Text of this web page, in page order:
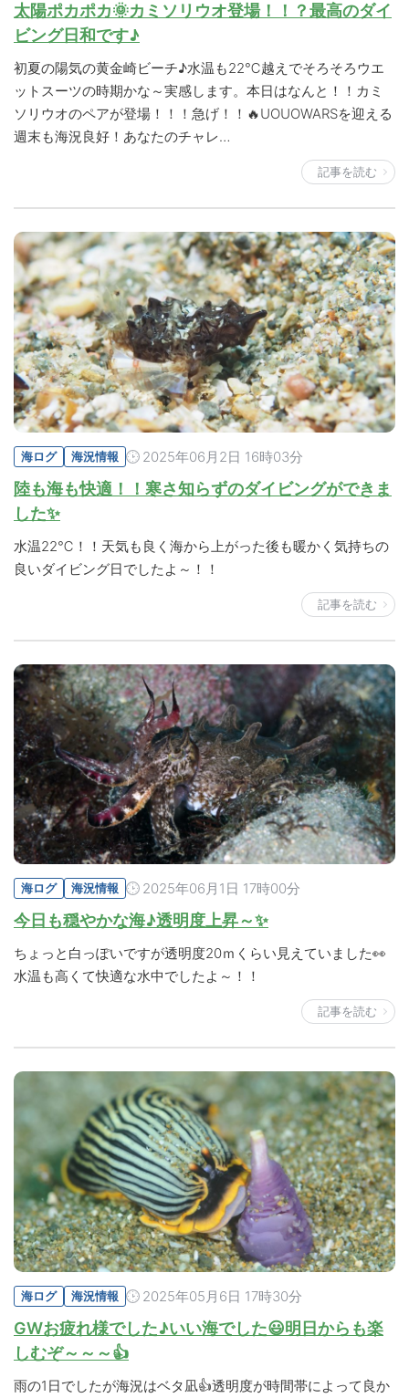
太陽ポカポカ🌞カミソリウオ登場！！？最高のダイ
ビング日和です♪
初夏の陽気の黄金崎ビーチ♪水温も22℃越えでそろそろウエ
ットスーツの時期かな～実感します。本日はなんと！！カミ
ソリウオのペアが登場！！！急げ！！🔥UOUOWARSを迎える
週末も海況良好！あなたのチャレ…
記事を読む
海ログ 海況情報 2025年06月2日 16時03分
陸も海も快適！！寒さ知らずのダイビングができま
した✨
水温22℃！！天気も良く海から上がった後も暖かく気持ちの
良いダイビング日でしたよ～！！
記事を読む
海ログ 海況情報 2025年06月1日 17時00分
今日も穏やかな海♪透明度上昇～✨
ちょっと白っぽいですが透明度20ｍくらい見えていました👀
水温も高くて快適な水中でしたよ～！！
記事を読む
海ログ 海況情報 2025年05月6日 17時30分
GWお疲れ様でした♪いい海でした😃明日からも楽
しむぞ～～～👍
雨の1日でしたが海況はベタ凪👍透明度が時間帯によって良か